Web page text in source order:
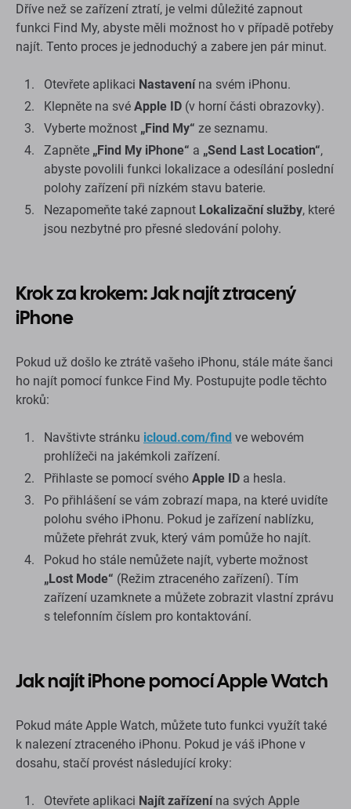
Dříve než se zařízení ztratí, je velmi důležité zapnout
funkci Find My, abyste měli možnost ho v případě potřeby
najít. Tento proces je jednoduchý a zabere jen pár minut.
Otevřete aplikaci Nastavenína svém iPhonu.
Klepněte na své Apple ID (v horní části obrazovky).
Vyberte možnost „Find My“ ze seznamu.
Zapněte „Find My iPhone“ a „Send Last Location“,
abyste povolili funkci lokalizace a odesílání poslední
polohy zařízení při nízkém stavu baterie.
Nezapomeňte také zapnout Lokalizační služby, které
jsou nezbytné pro přesné sledování polohy.
Krok za krokem: Jak najít ztracený
iPhone
Pokud už došlo ke ztrátě vašeho iPhonu, stále máte šanci
ho najít pomocí funkce Find My. Postupujte podle těchto
kroků:
Navštivte stránku icloud.com/find ve webovém
prohlížeči na jakémkoli zařízení.
Přihlaste se pomocí svého Apple ID a hesla.
Po přihlášení se vám zobrazí mapa, na které uvidíte
polohu svého iPhonu. Pokud je zařízení nablízku,
můžete přehrát zvuk, který vám pomůže ho najít.
Pokud ho stále nemůžete najít, vyberte možnost
„Lost Mode“ (Režim ztraceného zařízení). Tím
zařízení uzamknete a můžete zobrazit vlastní zprávu
s telefonním číslem pro kontaktování.
Jak najít iPhone pomocí Apple Watch
Pokud máte Apple Watch, můžete tuto funkci využít také
k nalezení ztraceného iPhonu. Pokud je váš iPhone v
dosahu, stačí provést následující kroky:
Otevřete aplikaci Najít zařízenína svých Apple